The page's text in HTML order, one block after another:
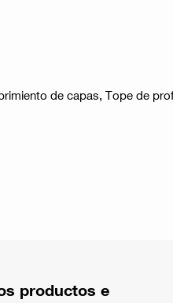
de capas, Tope de
productos e